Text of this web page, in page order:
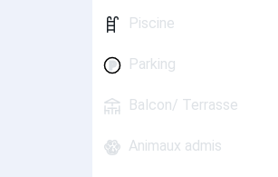
Piscine
Parking
Balcon/ Terrasse
Animaux admis